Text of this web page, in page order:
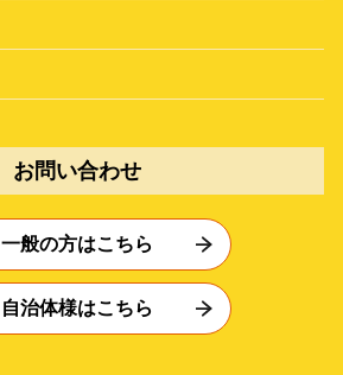
お問い合わせ
一般の方はこちら
自治体様はこちら